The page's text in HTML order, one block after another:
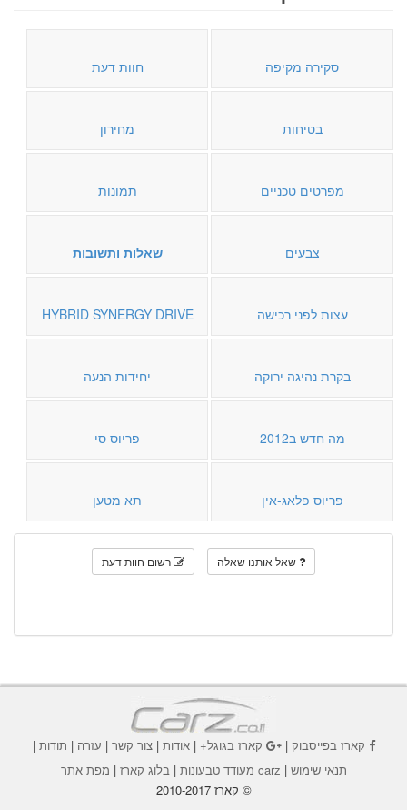
סקירה מקיפה חוות דעת
בטיחות מחירון
מפרטים טכניים תמונות
צבעים שאלות ותשובות
עצות לפני רכישה HYBRID SYNERGY DRIVE
בקרת נהיגה ירוקה יחידות הנעה
מה חדש ב2012 פריוס סי
פריוס פלאג-אין תא מטען
שאל אותנו שאלה רשום חוות דעת
קארז בפייסבוק| קארז בגוגל+|אודות |צור קשר | עזרה | תודות |
תנאי שימוש | carz מעודד טבעונות |בלוג קארז | מפת אתר
© קארז 2010-2017